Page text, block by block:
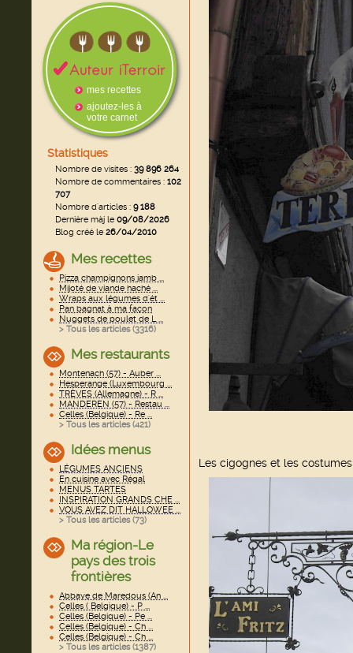
mes recettes
ajoutez-les à
votre carnet
Statistiques
Nombre de visites : 39 896 264
Nombre de commentaires : 102
707
Nombre d'articles : 9 188
Dernière màj le09/08/2026
Blog créé le26/04/2010
Mes recettes
Pizza champignons jamb ...
Mijoté de viande haché ...
Wraps aux légumes d'ét ...
Pan bagnat à ma façon
Nuggets de poulet de L ...
> Tous les articles (3316)
Mes restaurants
Montenach (57) - Auber ...
Hesperange (Luxembourg ...
TRÈVES (Allemagne) - R ...
MANDEREN (57) - Restau ...
Celles (Belgique) - Re ...
> Tous les articles (421)
Idées menus
LÉGUMES ANCIENS
En cuisine avec Régal
MENUS TARTES
INSPIRATION GRANDS CHE ...
VOUS AVEZ DIT HALLOWEE ...
> Tous les articles (73)
Ma région-Le
pays des trois
frontières
Abbaye de Maredous (An ...
Celles ( Belgique) - P ...
Celles (Belgique) - Pe ...
Celles (Belgique) - Ch ...
Celles (Belgique) - Ch ...
> Tous les articles (1387)
Les cigognes et les